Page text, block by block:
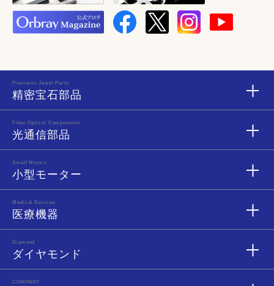
Precision Jewel Parts
精密宝石部品
Fiber Optical Components
光通信部品
Small Motors
小型モーター
Medical Devices
医療機器
Diamond
ダイヤモンド
COMPANY